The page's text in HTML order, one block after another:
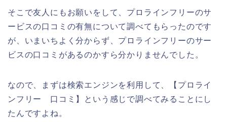
そこで友人にもお願いをして、プロラインフリーのサ
ービスの口コミの有無について調べてもらったのです
が、いまいちよく分からず、プロラインフリーのサー
ビスの口コミがあるのかすら分かりませんでした。
なので、まずは検索エンジンを利用して、【プロライ
ンフリー 口コミ】という感じで調べてみることにし
たんですよね。